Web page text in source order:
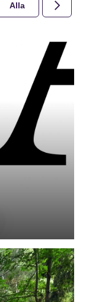
Alla 2026